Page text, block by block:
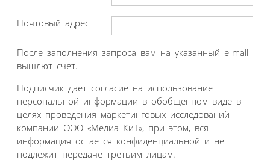
Почтовый адрес
После заполнения запроса вам на указанный e-mail
вышлют счет.
Подписчик дает согласие на использование
персональной информации в обобщенном виде в
целях проведения маркетинговых исследований
компании ООО «Медиа КиТ», при этом, вся
информация остается конфиденциальной и не
подлежит передаче третьим лицам.